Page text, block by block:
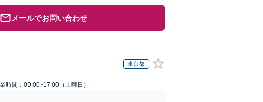
メールでお問い合わせ
東京都
時間：09:00~17:00（土曜日）